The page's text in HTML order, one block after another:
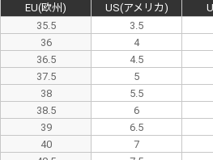
EU(欧州)
US(アメリカ)
35.5
3.5
36
4
36.5
4.5
37.5
5
38
5.5
38.5
6
39
6.5
40
7